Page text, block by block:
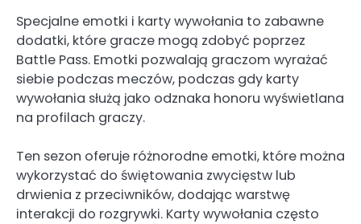
Specjalne emotki i karty wywołania to zabawne
dodatki, które gracze mogą zdobyć poprzez
Battle Pass. Emotki pozwalają graczom wyrażać
siebie podczas meczów, podczas gdy karty
wywołania służą jako odznaka honoru wyświetlana
na profilach graczy.
Ten sezon oferuje różnorodne emotki, które można
wykorzystać do świętowania zwycięstw lub
drwienia z przeciwników, dodając warstwę
interakcji do rozgrywki. Karty wywołania często